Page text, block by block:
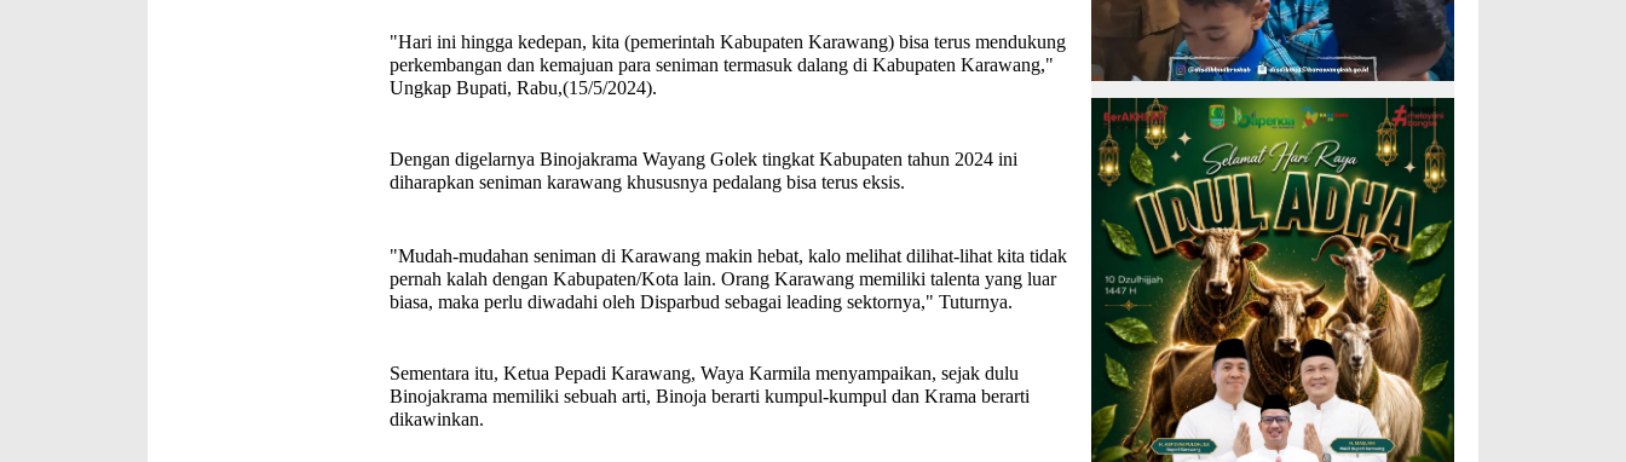
"Hari ini hingga kedepan, kita (pemerintah Kabupaten Karawang) bisa terus mendukung
perkembangan dan kemajuan para seniman termasuk dalang di Kabupaten Karawang,"
Ungkap Bupati, Rabu,(15/5/2024).
Dengan digelarnya Binojakrama Wayang Golek tingkat Kabupaten tahun 2024 ini
diharapkan seniman karawang khususnya pedalang bisa terus eksis.
"Mudah-mudahan seniman di Karawang makin hebat, kalo melihat dilihat-lihat kita tidak
pernah kalah dengan Kabupaten/Kota lain. Orang Karawang memiliki talenta yang luar
biasa, maka perlu diwadahi oleh Disparbud sebagai leading sektornya," Tuturnya.
Sementara itu, Ketua Pepadi Karawang, Waya Karmila menyampaikan, sejak dulu
Binojakrama memiliki sebuah arti, Binoja berarti kumpul-kumpul dan Krama berarti
dikawinkan.